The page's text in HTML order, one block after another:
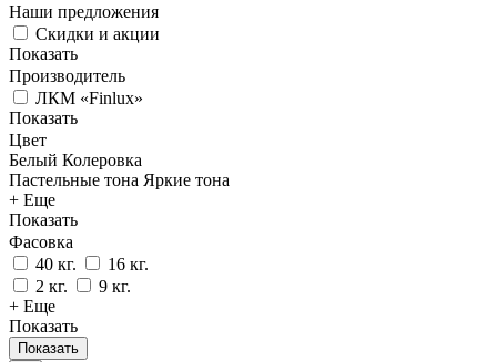
Наши предложения
Скидки и акции
Показать
Производитель
ЛКМ «Finlux»
Показать
Цвет
Белый Колеровка
Пастельные тона Яркие тона
+ Еще
Показать
Фасовка
40 кг.
16 кг.
2 кг.
9 кг.
+ Еще
Показать
Показать